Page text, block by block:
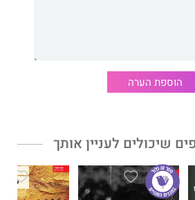
מארלו , שיש בו כל הקסם והסגנון המיוחד
הוספת הערה
שיכולים לעניין אותך